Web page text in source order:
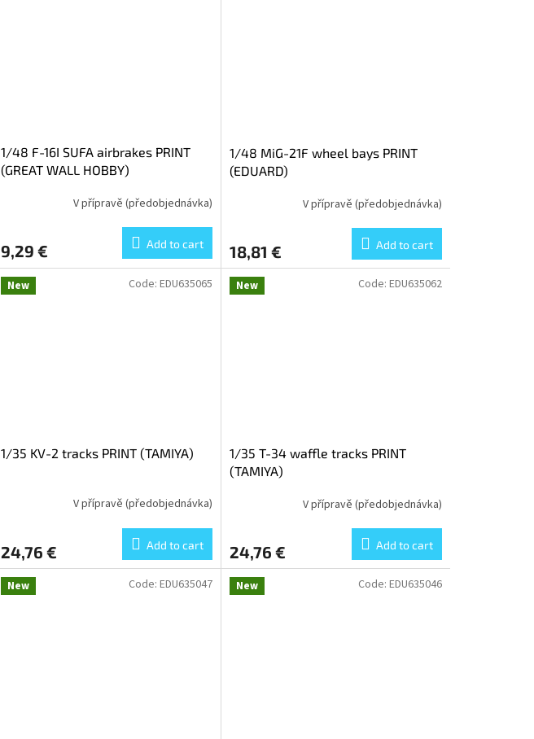
1/48 F-16I SUFA airbrakes PRINT
(GREAT WALL HOBBY)
V přípravě (předobjednávka)
9,29 € Add to cart
1/48 MiG-21F wheel bays PRINT
(EDUARD)
V přípravě (předobjednávka)
18,81 € Add to cart
New
1/35 KV-2 tracks PRINT (TAMIYA)
V přípravě (předobjednávka)
24,76 € Add to cart
Code: EDU635065 New
1/35 T-34 waffle tracks PRINT
(TAMIYA)
V přípravě (předobjednávka)
24,76 € Add to cart
Code: EDU635062
New Code: EDU635047 New Code: EDU635046